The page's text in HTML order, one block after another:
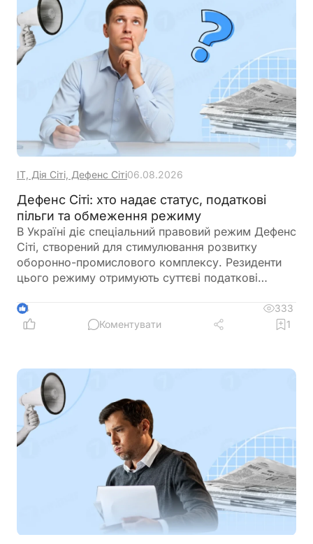
ІТ, Дія Сіті, Дефенс Сіті06.08.2026
Дефенс Сіті: хто надає статус, податкові
пільги та обмеження режиму
В Україні діє спеціальний правовий режим Дефенс
Сіті, створений для стимулювання розвитку
оборонно-промислового комплексу. Резиденти
цього режиму отримують суттєві податкові
цільового використання прибутку, обмеження на
виплату дивідендів та інвестиційні правила.
4
333
Коментувати
1